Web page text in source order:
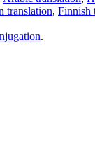
translation, Finnish
.